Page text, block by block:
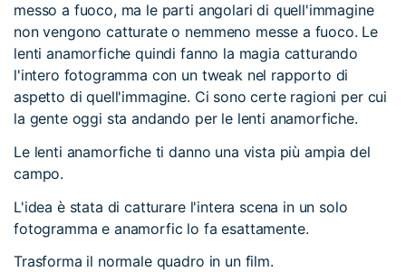
messo a fuoco, ma le parti angolari di quell'immagine
non vengono catturate o nemmeno messe a fuoco. Le
lenti anamorfiche quindi fanno la magia catturando
l'intero fotogramma con un tweak nel rapporto di
aspetto di quell'immagine. Ci sono certe ragioni per cui
la gente oggi sta andando per le lenti anamorfiche.
Le lenti anamorfiche ti danno una vista più ampia del
campo.
L'idea è stata di catturare l'intera scena in un solo
fotogramma e anamorfic lo fa esattamente.
Trasforma il normale quadro in un film.